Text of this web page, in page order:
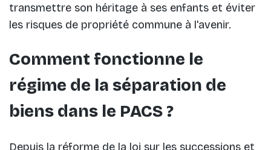
transmettre son héritage à ses enfants et éviter
les risques de propriété commune à l'avenir.
Comment fonctionne le
régime de la séparation de
biens dans le PACS ?
Depuis la réforme de la loi sur les successions et